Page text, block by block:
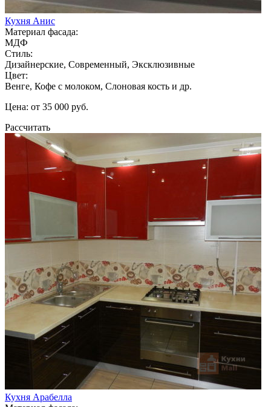
Кухня Анис
Материал фасада:
МДФ
Стиль:
Дизайнерские, Современный, Эксклюзивные
Цвет:
Венге, Кофе с молоком, Слоновая кость и др.
Цена: от 35 000 руб.
Рассчитать
Кухня Арабелла